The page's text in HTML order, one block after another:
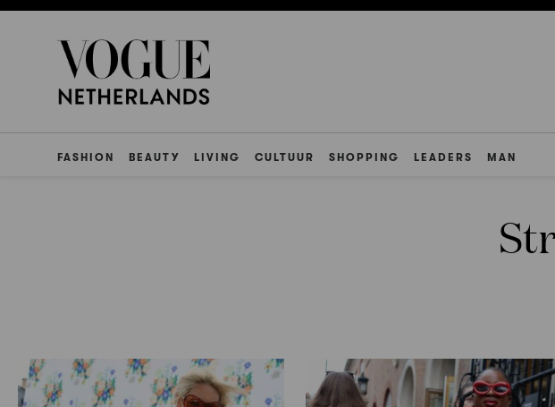
FASHION BEAUTY LIVING CULTUUR SHOPPING LEADERS MAN